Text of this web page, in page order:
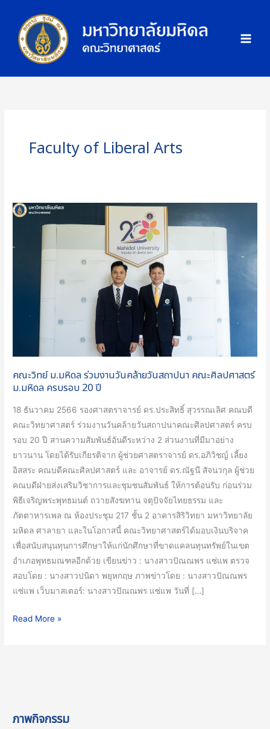
content
Faculty of Liberal Arts
คณะวิทย์ ม.มหิดล ร่วมงานวันคล้ายวันสถาปนา คณะศิลปศาสตร์
ม.มหิดล ครบรอบ 20 ปี
18 ธันวาคม 2566 รองศาสตราจารย์ ดร.ประสิทธิ์ สุวรรณเลิศ คณบดี
คณะวิทยาศาสตร์ ร่วมงานวันคล้ายวันสถาปนาคณะศิลปศาสตร์ ครบ
รอบ 20 ปี สานความสัมพันธ์อันดีระหว่าง 2 ส่วนงานที่มีมาอย่าง
ยาวนาน โดยได้รับเกียรติจาก ผู้ช่วยศาสตราจารย์ ดร.อภิวิชญ์ เลี้ยง
อิสสระ คณบดีคณะศิลปศาสตร์ และ อาจารย์ ดร.ณัฐนี สัจนวกุล ผู้ช่วย
คณบดีฝ่ายส่งเสริมวิชาการและชุมชนสัมพันธ์ ให้การต้อนรับ ก่อนร่วม
พิธีเจริญพระพุทธมนต์ ถวายสังฆทาน จตุปัจจัยไทยธรรม และ
ภัตตาหารเพล ณ ห้องประชุม 217 ชั้น 2 อาคารสิริวิทยา มหาวิทยาลัย
มหิดล ศาลายา และในโอกาสนี้ คณะวิทยาศาสตร์ได้มอบเงินบริจาค
เพื่อสนับสนุนทุนการศึกษาให้แก่นักศึกษาที่ขาดแคลนทุนทรัพย์ในเขต
อำเภอพุทธมณฑลอีกด้วย เขียนข่าว : นางสาวปัณณพร แซ่แพ ตรวจ
สอบโดย : นางสาวปนิดา พยุหกฤษ ภาพข่าวโดย : นางสาวปัณณพร
แซ่แพ เว็บมาสเตอร์: นางสาวปัณณพร แซ่แพ วันที่ […]
คณะ
สถาปนา
ม.มหิดล
ครบ
รอบ
Read More »
ภาพกิจกรรม